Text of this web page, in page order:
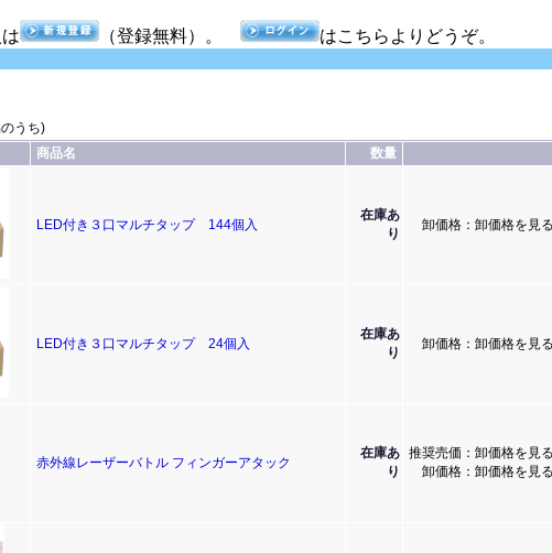
（登録無料）。 はこちらよりどうぞ。
うち)
商品名 数量
LED付き３口マルチタップ 144個入
在庫あ
り
卸価格：卸価格を見
LED付き３口マルチタップ 24個入
在庫あ
り
卸価格：卸価格を見
赤外線レーザーバトル フィンガーアタック
在庫あ
り
推奨売価：卸価格を見
卸価格：卸価格を見